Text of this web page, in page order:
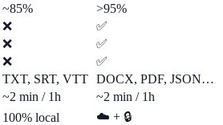
~85%
>95%
❌
✅
❌
✅
❌
✅
TXT, SRT, VTT DOCX, PDF, JSON…
~2 min / 1h
~2 min / 1h
100% local
☁️ + 🔒